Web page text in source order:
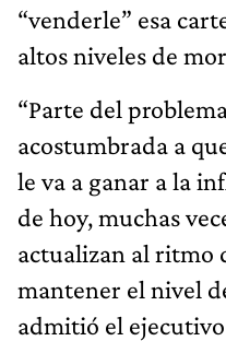
“venderle” esa
altos niveles de
“Parte del
acostumbrada a
le va a ganar a la
de hoy, muchas
actualizan al ritmo
mantener el nivel
admitió el